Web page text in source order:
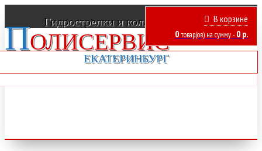
ПОЛИСЕРВИС
ЕКАТЕРИНБУРГ
Труба ПНД
Гидрострелки и коллекторы отопления
В корзине
0товар(ов) на сумму -0 р.